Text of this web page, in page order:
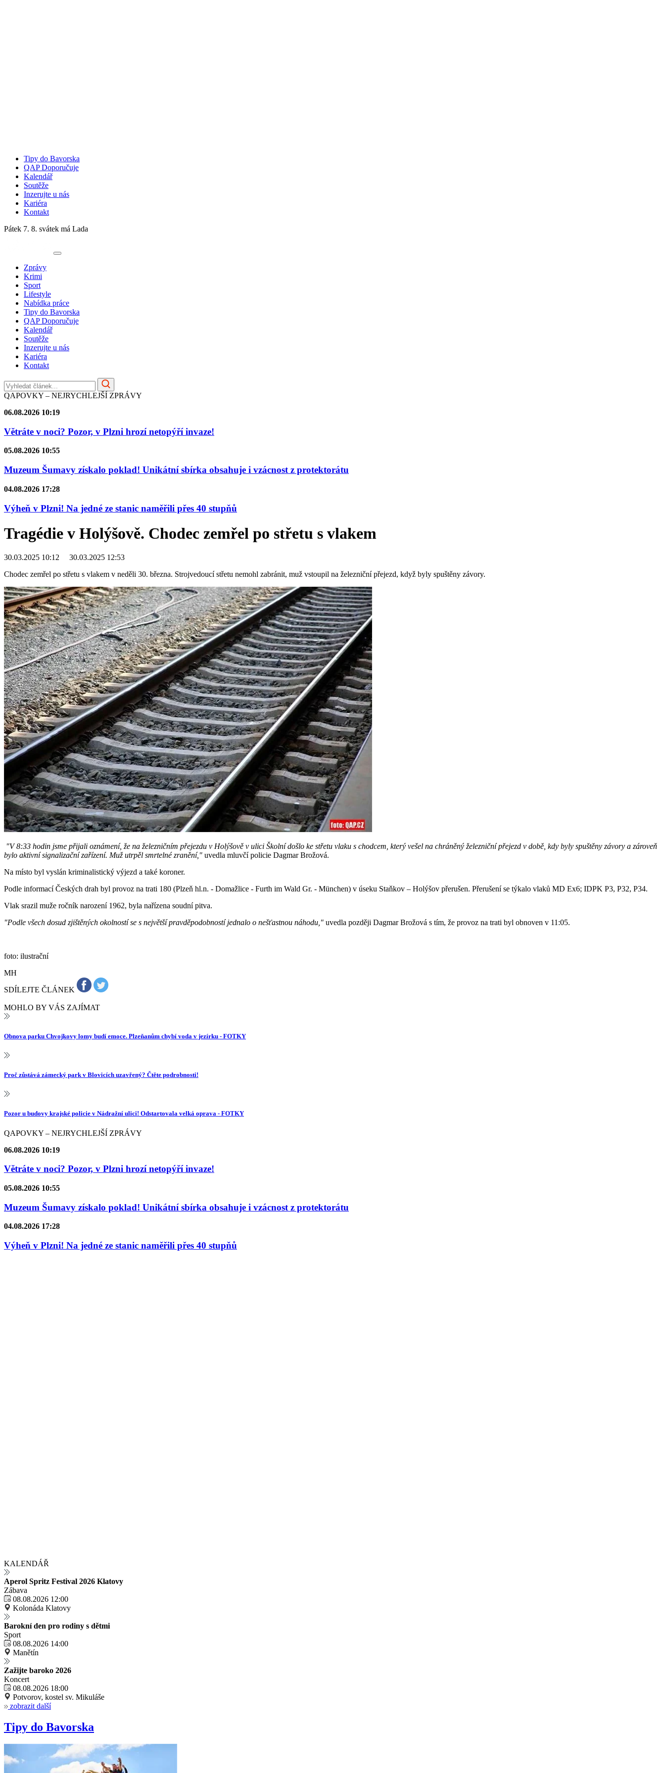
Tipy do Bavorska
QAP Doporučuje
Kalendář
Soutěže
Inzerujte u nás
Kariéra
Kontakt
Pátek 7. 8. svátek má Lada
Zprávy
Krimi
Sport
Lifestyle
Nabídka práce
Tipy do Bavorska
QAP Doporučuje
Kalendář
Soutěže
Inzerujte u nás
Kariéra
Kontakt
QAPOVKY – NEJRYCHLEJŠÍ ZPRÁVY
06.08.2026 10:19
Větráte v noci? Pozor, v Plzni hrozí netopýří invaze!
05.08.2026 10:55
Muzeum Šumavy získalo poklad! Unikátní sbírka obsahuje i vzácnost z protektorátu
04.08.2026 17:28
Výheň v Plzni! Na jedné ze stanic naměřili přes 40 stupňů
Tragédie v Holýšově. Chodec zemřel po střetu s vlakem
30.03.2025 10:12 30.03.2025 12:53
Chodec zemřel po střetu s vlakem v neděli 30. března. Strojvedoucí střetu nemohl zabránit, muž vstoupil na železniční přejezd, když byly spuštěny závory.
"V 8:33 hodin jsme přijali oznámení, že na železničním přejezdu v Holýšově v ulici Školní došlo ke střetu vlaku s chodcem, který vešel na chráněný železniční přejezd v době, kdy byly spuštěny závory a zároveň
bylo aktivní signalizační zařízení. Muž utrpěl smrtelné zranění," uvedla mluvčí policie Dagmar Brožová.
Na místo byl vyslán kriminalistický výjezd a také koroner.
Podle informací Českých drah byl provoz na trati 180 (Plzeň hl.n. - Domažlice - Furth im Wald Gr. - München) v úseku Staňkov – Holýšov přerušen. Přerušení se týkalo vlaků MD Ex6; IDPK P3, P32, P34.
Vlak srazil muže ročník narození 1962, byla nařízena soudní pitva.
"Podle všech dosud zjištěných okolností se s největší pravděpodobností jednalo o nešťastnou náhodu," uvedla později Dagmar Brožová s tím, že provoz na trati byl obnoven v 11:05.
foto: ilustrační
MH
SDÍLEJTE ČLÁNEK
MOHLO BY VÁS ZAJÍMAT
Obnova parku Chvojkovy lomy budí emoce. Plzeňanům chybí voda v jezírku - FOTKY
Proč zůstává zámecký park v Blovicích uzavřený? Čtěte podrobnosti!
Pozor u budovy krajské policie v Nádražní ulici! Odstartovala velká oprava - FOTKY
QAPOVKY – NEJRYCHLEJŠÍ ZPRÁVY
06.08.2026 10:19
Větráte v noci? Pozor, v Plzni hrozí netopýří invaze!
05.08.2026 10:55
Muzeum Šumavy získalo poklad! Unikátní sbírka obsahuje i vzácnost z protektorátu
04.08.2026 17:28
Výheň v Plzni! Na jedné ze stanic naměřili přes 40 stupňů
KALENDÁŘ
Aperol Spritz Festival 2026 Klatovy
Zábava
08.08.2026 12:00
Kolonáda Klatovy
Barokní den pro rodiny s dětmi
Sport
08.08.2026 14:00
Manětín
Zažijte baroko 2026
Koncert
08.08.2026 18:00
Potvorov, kostel sv. Mikuláše
zobrazit další
Tipy do Bavorska